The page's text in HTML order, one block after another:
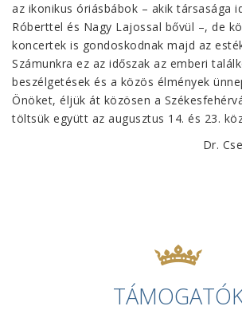
az ikonikus óriásbábok – akik társasága
Róberttel és Nagy Lajossal bővül –, de
koncertek is gondoskodnak majd az
Számunkra ez az időszak az emberi
beszélgetések és a közös élmények
Önöket, éljük át közösen a
töltsük együtt az augusztus 14. és 23.
Dr.